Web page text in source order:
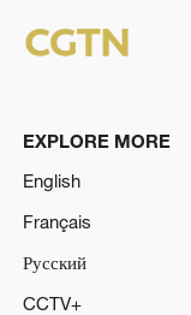
EXPLORE MORE
English
Français
Русский
CCTV+